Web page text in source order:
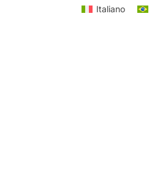
Italiano